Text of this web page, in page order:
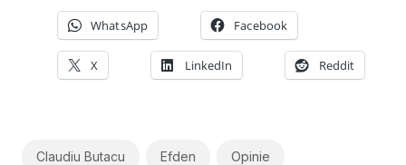
WhatsApp Facebook
X LinkedIn Reddit
Claudiu Butacu Efden Opinie